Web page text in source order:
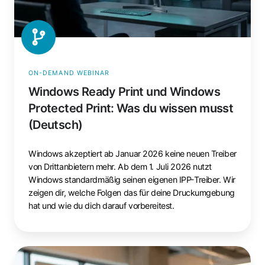
du
wissen
musst
(Deutsch)
ON-DEMAND WEBINAR
Windows Ready Print und Windows
Protected Print: Was du wissen musst
(Deutsch)
Windows akzeptiert ab Januar 2026 keine neuen Treiber
von Drittanbietern mehr. Ab dem 1. Juli 2026 nutzt
Windows standardmäßig seinen eigenen IPP-Treiber. Wir
zeigen dir, welche Folgen das für deine Druckumgebung
hat und wie du dich darauf vorbereitest.
Entwickle